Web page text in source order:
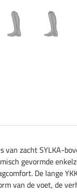
van zacht SYLKA-
gevormde
De lange
van de voet, de